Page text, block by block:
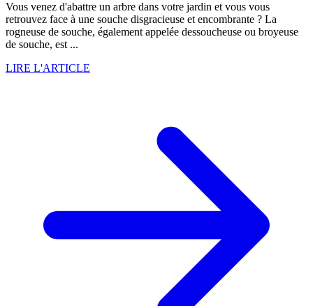
Vous venez d'abattre un arbre dans votre jardin et vous vous
retrouvez face à une souche disgracieuse et encombrante ? La
rogneuse de souche, également appelée dessoucheuse ou broyeuse
de souche, est ...
LIRE L'ARTICLE